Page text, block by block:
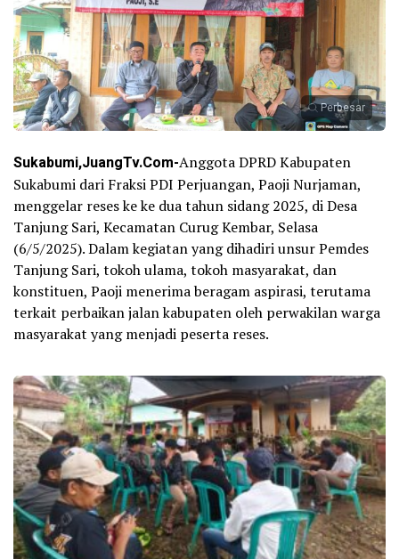
Perbesar
Sukabumi,JuangTv.Com-Anggota DPRD Kabupaten
Sukabumi dari Fraksi PDI Perjuangan, Paoji Nurjaman,
menggelar reses ke ke dua tahun sidang 2025, di Desa
Tanjung Sari, Kecamatan Curug Kembar, Selasa
(6/5/2025). Dalam kegiatan yang dihadiri unsur Pemdes
Tanjung Sari, tokoh ulama, tokoh masyarakat, dan
konstituen, Paoji menerima beragam aspirasi, terutama
terkait perbaikan jalan kabupaten oleh perwakilan warga
masyarakat yang menjadi peserta reses.